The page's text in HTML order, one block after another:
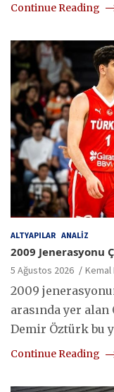
Continue Reading
ALTYAPILAR ANALIZ
2009 Jenerasyonu
5 Ağustos 2026 Kemal
2009
arasında yer
Demir Öztürk bu
Continue Reading